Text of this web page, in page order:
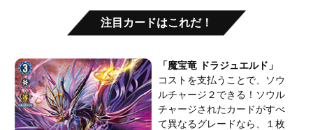
注目カードはこれだ！
「魔宝竜 ドラジュエルド」
コストを支払うことで、ソウ
ルチャージ２できる！ソウル
チャージされたカードがすべ
て異なるグレードなら、１枚